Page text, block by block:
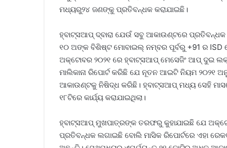
ମଧ୍ୟରୁ୨୪ ଜଣଙ୍କୁ ପ୍ରତିବନ୍ଧକ କରାଯାଇଛି।
ହ୍ବାଟ୍ସଆପ୍‌ ଦ୍ବାରା ଯେଉଁ ସବୁ ଆକାଉଣ୍ଟରେ ପ୍ରତିବନ୍ଧକ
୧୦ ଅଙ୍କ ବିଶିଷ୍ଟ ମୋବାଇଲ୍ ନମ୍ବର ପୂର୍ବରୁ +91 ର ISD
ଅକ୍ଟୋବର ୨୦୨୧ ରେ ହ୍ବାଟ୍ସଆପ୍‌ ମେସେଜିଂ ଆପ୍‌ ଦୁଇ
ମାଲିକାନା ରିପୋର୍ଟ କରିଛି ଯେ ନୂତନ ଆଇଟି ନିୟମ ୨୦୨୧
ଆକାଉଣ୍ଟକୁ ନିଷିଦ୍ଧ କରିଛି। ହ୍ବାଟ୍ସଆପ୍‌ ମଧ୍ୟ ସେହି
୧୮ଟିରେ କାର୍ଯ୍ୟ କରାଯାଇଥିଲା।
ହ୍ବାଟ୍ସଆପ୍‌ ମୁଖପାତ୍ରଙ୍କ ତରଫରୁ କୁହାଯାଇଛି ଯେ
ପ୍ରତିବନ୍ଧକ ଲଗାଇଛି ବୋଲି ମାସିକ ରିପୋର୍ଟରେ ଏହା